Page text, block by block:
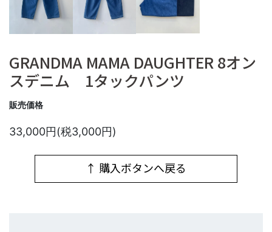
GRANDMA MAMA DAUGHTER 8オン
スデニム 1タックパンツ
販売価格
33,000円(税3,000円)
↑ 購入ボタンへ戻る